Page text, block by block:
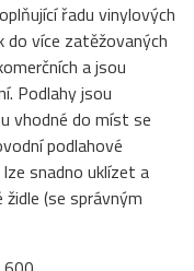
řadu vinylových
do více zatěžovaných
a jsou
Podlahy jsou
vhodné do míst se
podlahové
snadno uklízet a
(se správným